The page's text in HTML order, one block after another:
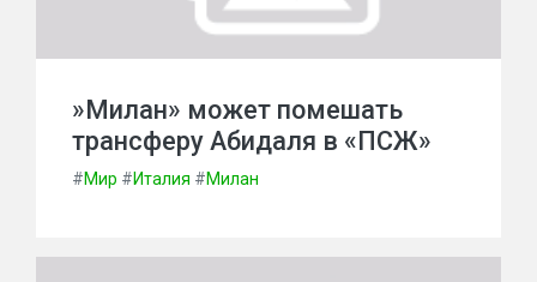
»Милан» может помешать
трансферу Абидаля в «ПСЖ»
#Мир #Италия #Милан